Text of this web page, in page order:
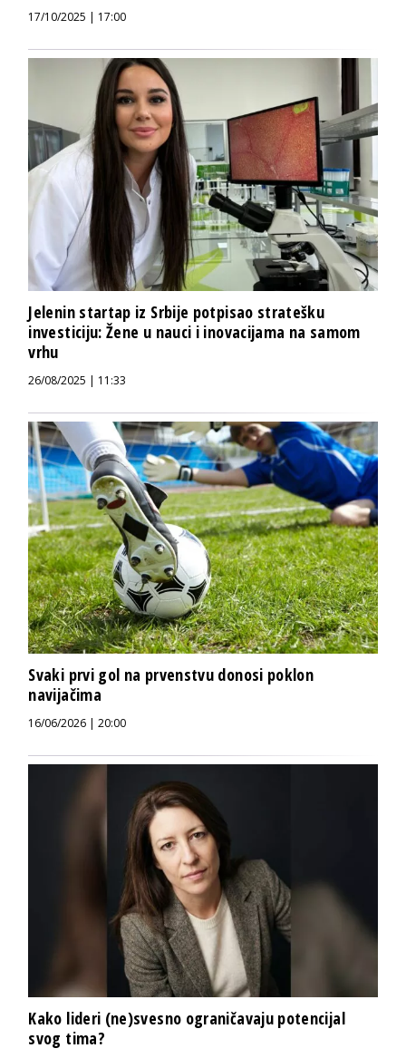
17/10/2025 | 17:00
Jelenin startap iz Srbije potpisao stratešku
investiciju: Žene u nauci i inovacijama na samom
vrhu
26/08/2025 | 11:33
Svaki prvi gol na prvenstvu donosi poklon
navijačima
16/06/2026 | 20:00
Kako lideri (ne)svesno ograničavaju potencijal
svog tima?